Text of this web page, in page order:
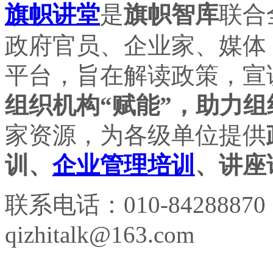
旗帜讲堂是旗帜智库联合
政府官员、企业家、媒
平台，旨在解读政策，
组织机构“赋能”，助力
家资源，为各级单位提供
训、 企业管理培训 、讲
联系电话：010-
qizhitalk@163.com